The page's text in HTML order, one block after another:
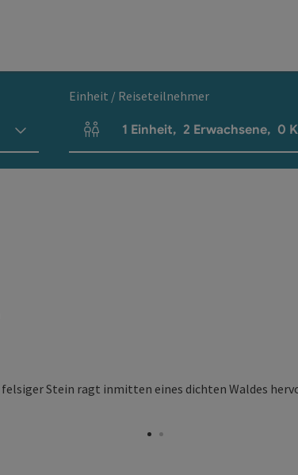
Einheit / Reiseteilnehmer
Einheitenanzahl und Personenfelder
1 Einheit, 2 Erwachsene, 0